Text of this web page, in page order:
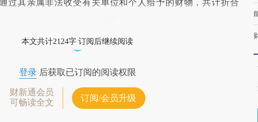
过其亲属非法收受有关单位和个人给予的财物，共计折合
本文共计2124字 订阅后继续阅读
登录后获取已订阅的阅读权限
财新通会员
可畅读全文
订阅/会员升级